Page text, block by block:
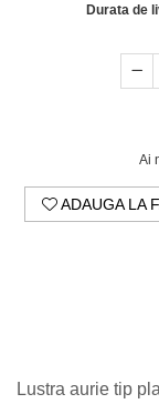
Durata de
Ai
ADAUGA LA
Lustra aurie tip